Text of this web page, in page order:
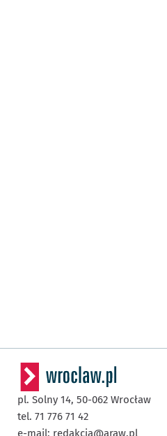
pl. Solny 14, 50-062 Wrocław
tel. 71 776 71 42
e-mail: redakcja@araw.pl